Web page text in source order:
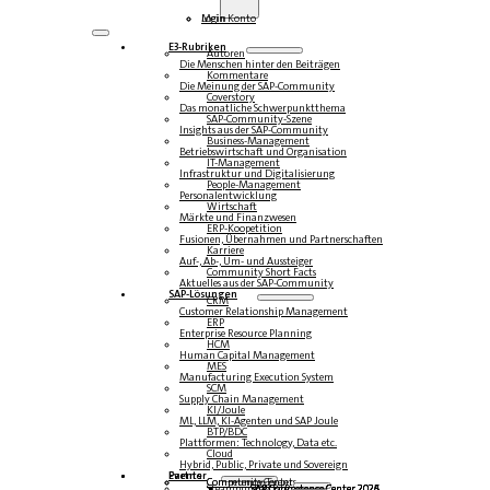
Login
Mein Konto
E3-RubrikenAutoren
Die Menschen hinter den Beiträgen
Kommentare
Die Meinung der SAP-Community
Coverstory
Das monatliche Schwerpunktthema
SAP-Community-Szene
Insights aus der SAP-Community
Business-Management
Betriebswirtschaft und Organisation
IT-Management
Infrastruktur und Digitalisierung
People-Management
Personalentwicklung
Wirtschaft
Märkte und Finanzwesen
ERP-Koopetition
Fusionen, Übernahmen und Partnerschaften
Karriere
Auf-, Ab-, Um- und Aussteiger
Community Short Facts
Aktuelles aus der SAP-Community
SAP-Lösungen
CRM
Customer Relationship Management
ERP
Enterprise Resource Planning
HCM
Human Capital Management
MES
Manufacturing Execution System
SCM
Supply Chain Management
KI/Joule
ML, LLM, KI-Agenten und SAP Joule
BTP/BDC
Plattformen: Technology, Data etc.
Cloud
Hybrid, Public, Private und Sovereign
Partner
Events Community-Events
Competence Center